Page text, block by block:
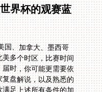
界杯的观赛蓝
国、加拿大、墨西哥
多个时区，比赛时间
时，你可能更需要依
盘解说，以及熟悉的
足上述所有条件的加
年所有重大体育赛事
杯中文解说海外无法